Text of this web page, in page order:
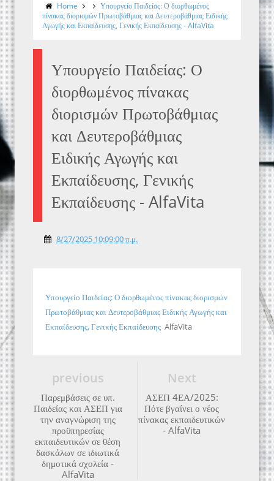
Home
Υπουργείο Παιδείας: Ο διορθωμένος
πίνακας διορισμών Πρωτοβάθμιας και Δευτεροβάθμιας Ειδικής
Αγωγής και Εκπαίδευσης, Γενικής Εκπαίδευσης - AlfaVita
Υπουργείο Παιδείας: Ο
διορθωμένος πίνακας
διορισμών Πρωτοβάθμιας
και Δευτεροβάθμιας
Ειδικής Αγωγής και
Εκπαίδευσης, Γενικής
Εκπαίδευσης - AlfaVita
8/27/2025 10:09:00 π.μ.
Υπουργείο Παιδείας: Ο διορθωμένος πίνακας διορισμών
Πρωτοβάθμιας και Δευτεροβάθμιας Ειδικής Αγωγής και
Εκπαίδευσης, Γενικής Εκπαίδευσης AlfaVita
Next
ΑΣΕΠ 4ΕΑ/2025:
Πότε βγαίνει ο νέος
πίνακας εκπαιδευτικών
- AlfaVita
previous
Παρεμβάσεις σε υπ.
Παιδείας και ΑΣΕΠ για
την αναγνώριση της
προϋπηρεσίας
εκπαιδευτικών σε θέση
δασκάλων σε ιδιωτικά
δημοτικά σχολεία -
AlfaVita